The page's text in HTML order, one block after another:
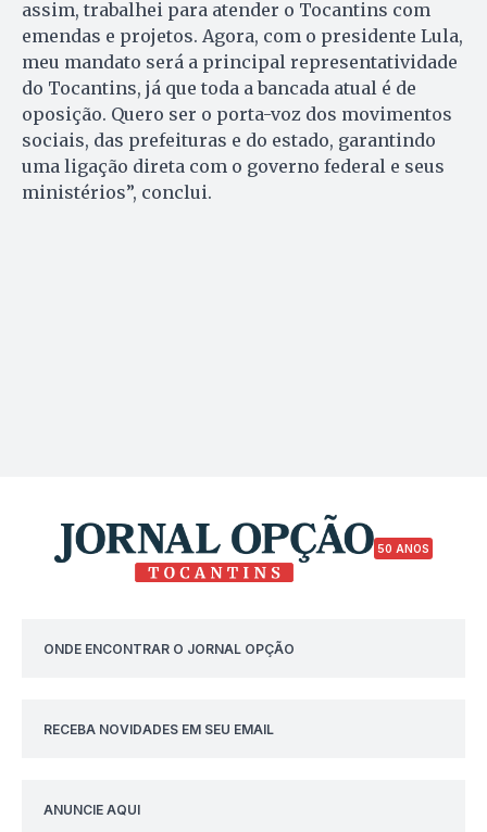
assim, trabalhei para atender o Tocantins com
emendas e projetos. Agora, com o presidente Lula,
meu mandato será a principal representatividade
do Tocantins, já que toda a bancada atual é de
oposição. Quero ser o porta-voz dos movimentos
sociais, das prefeituras e do estado, garantindo
uma ligação direta com o governo federal e seus
ministérios”, conclui.
50 ANOS
ONDE ENCONTRAR O JORNAL OPÇÃO
RECEBA NOVIDADES EM SEU EMAIL
ANUNCIE AQUI